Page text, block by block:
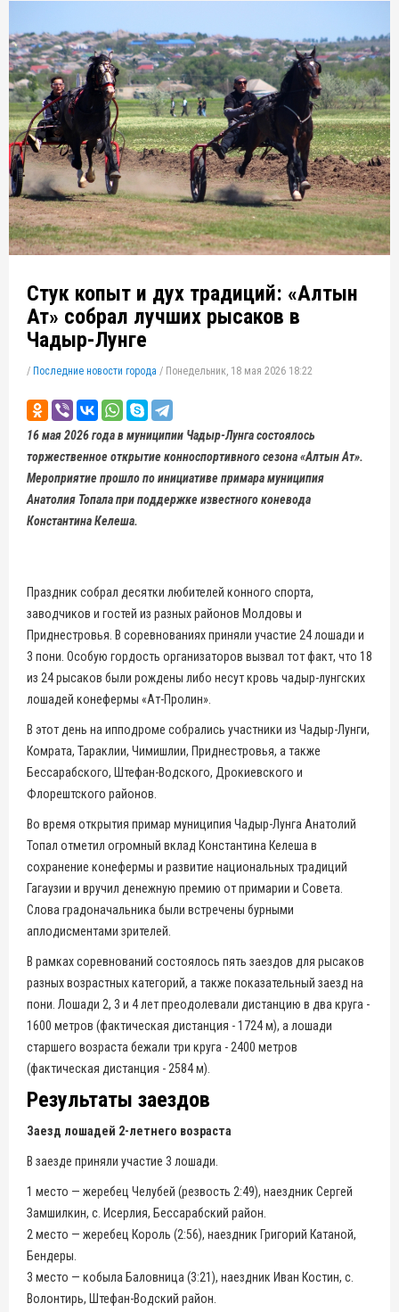
Стук копыт и дух традиций: «Алтын
Ат» собрал лучших рысаков в
Чадыр-Лунге
/ Последние новости города / Понедельник, 18 мая 2026 18:22
16 мая 2026 года в муниципии Чадыр-Лунга состоялось
торжественное открытие конноспортивного сезона «Алтын Ат».
Мероприятие прошло по инициативе примара муниципия
Анатолия Топала при поддержке известного коневода
Константина Келеша.
Праздник собрал десятки любителей конного спорта,
заводчиков и гостей из разных районов Молдовы и
Приднестровья. В соревнованиях приняли участие 24 лошади и
3 пони. Особую гордость организаторов вызвал тот факт, что 18
из 24 рысаков были рождены либо несут кровь чадыр-лунгских
лошадей конефермы «Ат-Пролин».
В этот день на ипподроме собрались участники из Чадыр-Лунги,
Комрата, Тараклии, Чимишлии, Приднестровья, а также
Бессарабского, Штефан-Водского, Дрокиевского и
Флорештского районов.
Во время открытия примар муниципия Чадыр-Лунга Анатолий
Топал отметил огромный вклад Константина Келеша в
сохранение конефермы и развитие национальных традиций
Гагаузии и вручил денежную премию от примарии и Совета.
Слова градоначальника были встречены бурными
аплодисментами зрителей.
В рамках соревнований состоялось пять заездов для рысаков
разных возрастных категорий, а также показательный заезд на
пони. Лошади 2, 3 и 4 лет преодолевали дистанцию в два круга -
1600 метров (фактическая дистанция - 1724 м), а лошади
старшего возраста бежали три круга - 2400 метров
(фактическая дистанция - 2584 м).
Результаты заездов
Заезд лошадей 2-летнего возраста
В заезде приняли участие 3 лошади.
1 место — жеребец Челубей (резвость 2:49), наездник Сергей
Замшилкин, с. Исерлия, Бессарабский район.
2 место — жеребец Король (2:56), наездник Григорий Катаной,
Бендеры.
3 место — кобыла Баловница (3:21), наездник Иван Костин, с.
Волонтирь, Штефан-Водский район.